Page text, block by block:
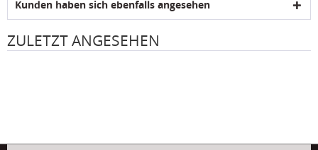
Kunden haben sich ebenfalls angesehen
ZULETZT ANGESEHEN